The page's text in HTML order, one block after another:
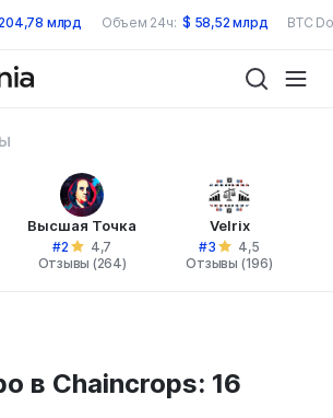
млрд Объем 24ч: $ 58,52 млрд BTC
Высшая Точка
#2
4,7
Отзывы (264)
Velrix
#3
4,5
Отзывы (196)
в Chaincrops: 16